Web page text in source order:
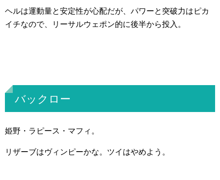
ヘルは運動量と安定性が心配だが、パワーと突破力はピカ
イチなので、リーサルウェポン的に後半から投入。
バックロー
姫野・ラピース・マフィ。
リザーブはヴィンピーかな。ツイはやめよう。